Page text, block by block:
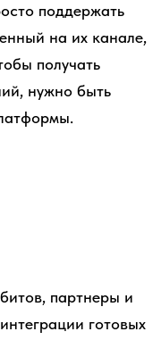
поддержать
на их канале,
получать
нужно быть
партнеры и
готовых